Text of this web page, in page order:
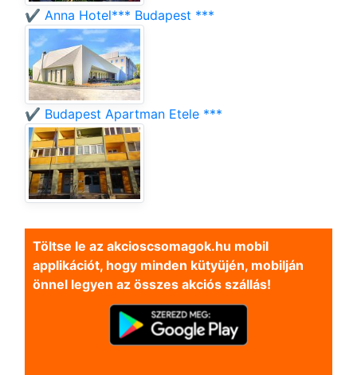
✔️ Anna Hotel*** Budapest ***
✔️ Budapest Apartman Etele ***
Töltse le az akcioscsomagok.hu mobil
applikációt, hogy minden kütyüjén, mobilján
önnel legyen az összes akciós szállás!